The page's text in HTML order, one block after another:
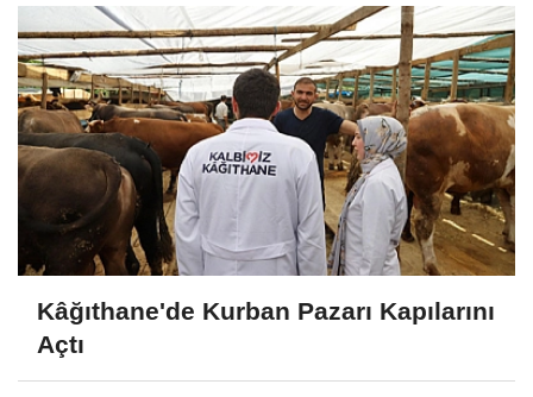
Kâğıthane'de Kurban Pazarı Kapılarını
Açtı